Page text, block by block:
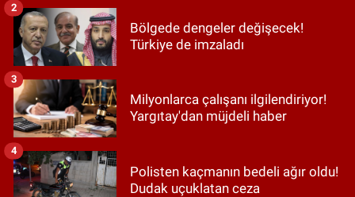
Bölgede dengeler değişecek!
Türkiye de imzaladı
2
Milyonlarca çalışanı ilgilendiriyor!
Yargıtay'dan müjdeli haber
3
Polisten kaçmanın bedeli ağır oldu!
Dudak uçuklatan ceza
4